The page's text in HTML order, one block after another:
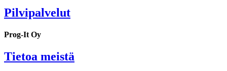
Pilvipalvelut
Prog-It Oy
Tietoa meistä